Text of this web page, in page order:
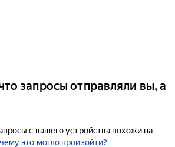
запросы отправляли вы, а
с вашего устройства похожи на
это могло произойти?